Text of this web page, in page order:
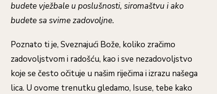
budete vježbale u poslušnosti, siromaštvu i ako
budete sa svime zadovoljne.
Poznato ti je, Sveznajući Bože, koliko zračimo
zadovoljstvom i radošću, kao i sve nezadovoljstvo
koje se često očituje u našim riječima i izrazu našega
lica. U ovome trenutku gledamo, Isuse, tebe kako